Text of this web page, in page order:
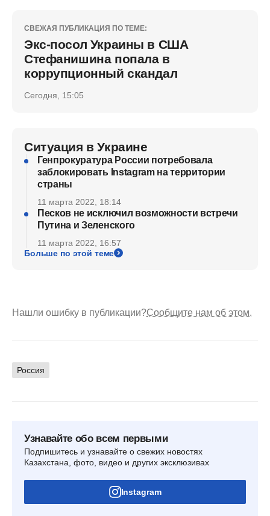
СВЕЖАЯ ПУБЛИКАЦИЯ ПО ТЕМЕ:
Экс-посол Украины в США
Стефанишина попала в
коррупционный скандал
Сегодня, 15:05
Ситуация в Украине
Генпрокуратура России потребовала
заблокировать Instagram на территории
страны
11 марта 2022, 18:14
Песков не исключил возможности встречи
Путина и Зеленского
11 марта 2022, 16:57
Больше по этой теме
Нашли ошибку в публикации?Сообщите нам об этом.
Россия
Узнавайте обо всем первыми
Подпишитесь и узнавайте о свежих новостях
Казахстана, фото, видео и других эксклюзивах
Instagram